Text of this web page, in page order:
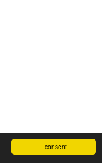
I consent